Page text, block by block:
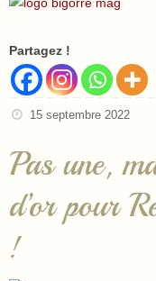
Partagez !
15 septembre 2022
Pas une,
d’or pour
!